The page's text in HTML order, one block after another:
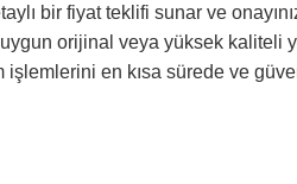
bir fiyat teklifi sunar ve
orijinal veya yüksek kaliteli
en kısa sürede ve